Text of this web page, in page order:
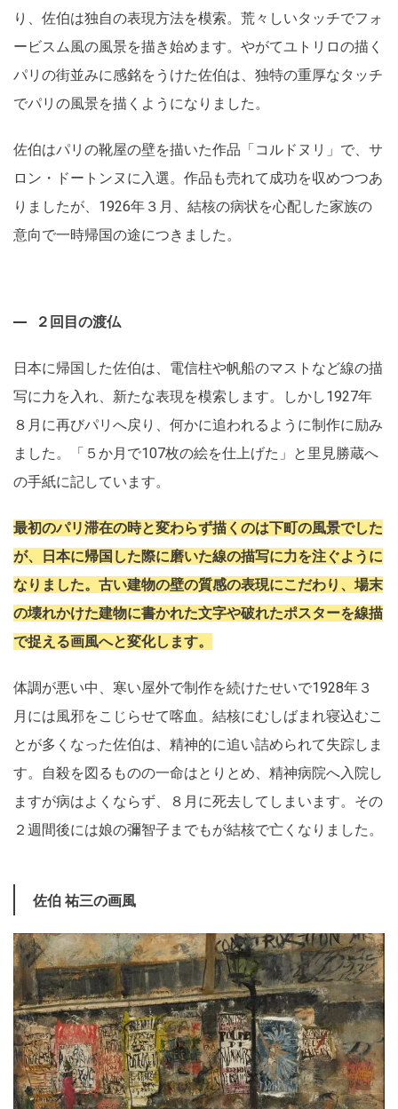
り、佐伯は独自の表現方法を模索。荒々しいタッチでフォ
ービスム風の風景を描き始めます。やがてユトリロの描く
パリの街並みに感銘をうけた佐伯は、独特の重厚なタッチ
でパリの風景を描くようになりました。
佐伯はパリの靴屋の壁を描いた作品「コルドヌリ」で、サ
ロン・ドートンヌに入選。作品も売れて成功を収めつつあ
りましたが、1926年３月、結核の病状を心配した家族の
意向で一時帰国の途につきました。
２回目の渡仏
日本に帰国した佐伯は、電信柱や帆船のマストなど線の描
写に力を入れ、新たな表現を模索します。しかし1927年
８月に再びパリへ戻り、何かに追われるように制作に励み
ました。「５か月で107枚の絵を仕上げた」と里見勝蔵へ
の手紙に記しています。
最初のパリ滞在の時と変わらず描くのは下町の風景でした
が、日本に帰国した際に磨いた線の描写に力を注ぐように
なりました。古い建物の壁の質感の表現にこだわり、場末
の壊れかけた建物に書かれた文字や破れたポスターを線描
で捉える画風へと変化します。
体調が悪い中、寒い屋外で制作を続けたせいで1928年３
月には風邪をこじらせて喀血。結核にむしばまれ寝込むこ
とが多くなった佐伯は、精神的に追い詰められて失踪しま
す。自殺を図るものの一命はとりとめ、精神病院へ入院し
ますが病はよくならず、８月に死去してしまいます。その
２週間後には娘の彌智子までもが結核で亡くなりました。
佐伯 祐三の画風